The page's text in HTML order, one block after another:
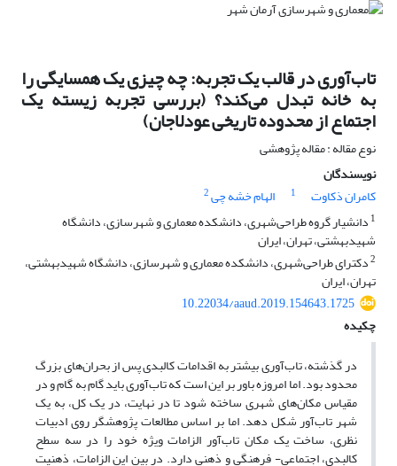
تاب‌آوری در قالب یک تجربه: چه چیزی یک همسایگی را
به خانه تبدل می‌کند؟ (بررسی تجربه زیسته یک
اجتماع از محدوده تاریخی عودلاجان)
نوع مقاله : مقاله پژوهشی
نویسندگان
کامران ذکاوت
1 الهام خشه چی2
1 دانشیار گروه طراحی‌شهری، دانشکده معماری و شهرسازی، دانشگاه
شهیدبهشتی، تهران، ایران
2دکترای طراحی‌شهری، دانشکده معماری و شهرسازی، دانشگاه شهیدبهشتی،
تهران، ایران
10.22034/aaud.2019.154643.1725
چکیده
در گذشته، تاب‌آوری بیشتر به اقدامات کالبدی پس از بحران‌های بزرگ
محدود بود. اما امروزه باور بر این است که تاب‌آوری باید گام به گام و در
مقیاس مکان‌های شهری ساخته شود تا در نهایت، در یک کل، به یک
شهر تاب‌آور شکل دهد. اما بر اساس مطالعات پژوهشگر روی ادبیات
نظری، ساخت یک مکان تاب‌آور الزامات ویژه خود را در سه سطح
کالبدی، اجتماعی- ‌فرهنگی و ذهنی دارد. در بین این الزامات، ذهنیت